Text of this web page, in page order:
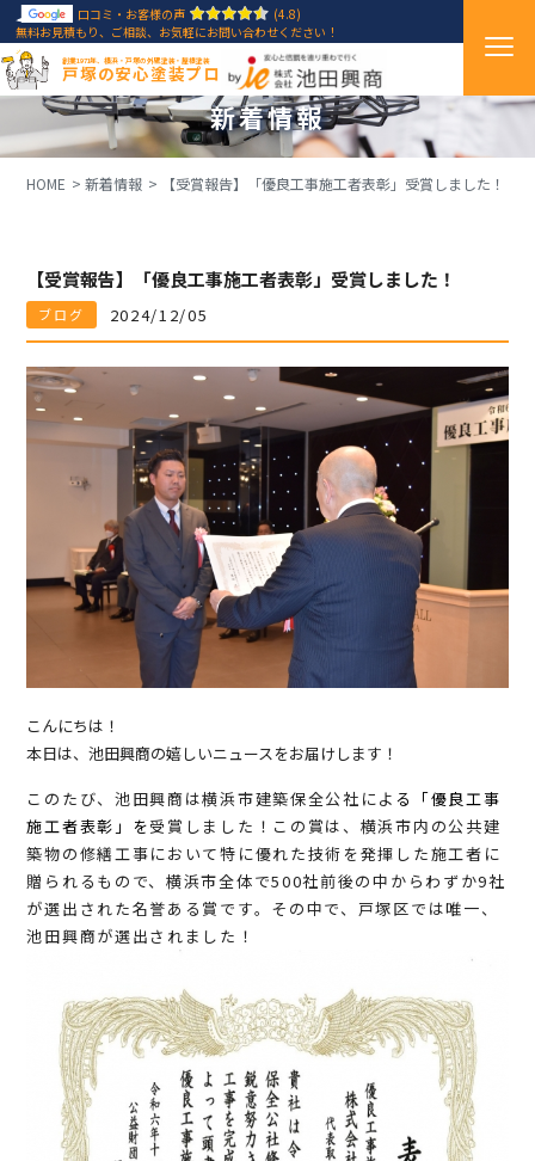
口コミ・お客様の声
(4.8)
無料お見積もり、ご相談、お気軽にお問い合わせください！
創業1971年、横浜・戸塚の外壁塗装・屋根塗装
戸塚の安心塗装プロ
新着情報
HOME 新着情報 【受賞報告】「優良工事施工者表彰」受賞しました！
【受賞報告】「優良工事施工者表彰」受賞しました！
ブログ 2024/12/05
こんにちは！
本日は、池田興商の嬉しいニュースをお届けします！
このたび、池田興商は横浜市建築保全公社によ る「優良工事
施工者表彰」を受賞しました！この賞は、横浜市内の公共建
築物の修繕工事において特に優れた技術を発揮した施工者に
贈られるもので、横浜市全体で500社前後の中からわずか9社
が選出された名誉ある賞です。その中で、戸塚区では唯一、
池田興商が選出されました！